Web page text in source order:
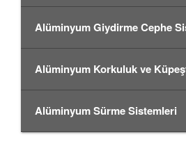
Alüminyum Giydirme Cephe
Alüminyum Korkuluk ve
Alüminyum Sürme Sistemleri